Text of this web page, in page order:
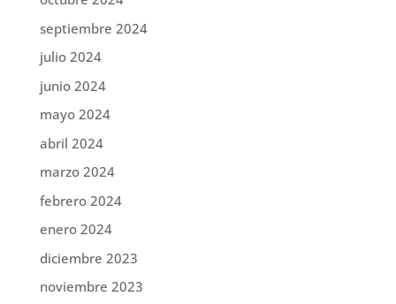
septiembre 2024
julio 2024
junio 2024
mayo 2024
abril 2024
marzo 2024
febrero 2024
enero 2024
diciembre 2023
noviembre 2023